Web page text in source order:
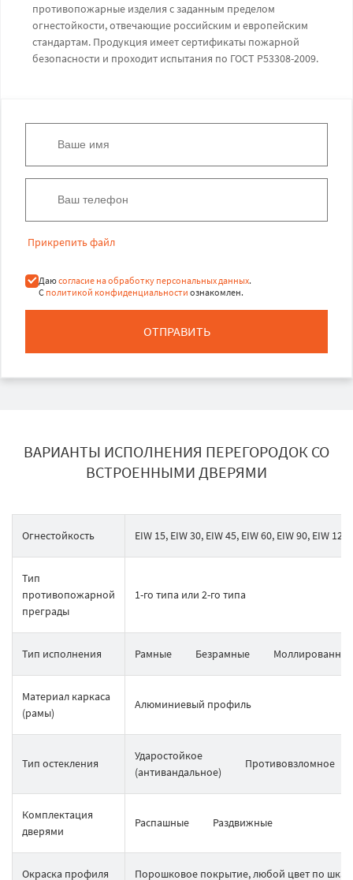
противопожарные изделия с заданным пределом
огнестойкости, отвечающие российским и европейским
стандартам. Продукция имеет сертификаты пожарной
безопасности и проходит испытания по ГОСТ Р53308-2009.
ОТПРАВИТЬ
Прикрепить файл
Даюсогласие на обработку персональных данных.
С политикой конфиденциальности ознакомлен.
ВАРИАНТЫ ИСПОЛНЕНИЯ ПЕРЕГОРОДОК СО
ВСТРОЕННЫМИ ДВЕРЯМИ
Огнестойкость EIW 15, EIW 30, EIW 45, EIW 60, EIW 90, EIW 120
Тип
противопожарной
преграды
1-го типа или 2-го типа
Тип исполнения Рамные Безрамные
Материал каркаса
(рамы)
Алюминиевый профиль
Тип остекления
Ударостойкое
(антивандальное)
Противовзломное
Комплектация
дверями
Распашные Раздвижные
Окраска профиля Порошковое покрытие, любой цвет по